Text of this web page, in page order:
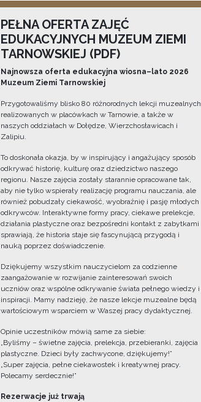
PEŁNA OFERTA ZAJĘĆ
EDUKACYJNYCH MUZEUM ZIEMI
TARNOWSKIEJ (PDF)
Najnowsza oferta edukacyjna wiosna–lato 2026
Muzeum Ziemi Tarnowskiej
Przygotowaliśmy blisko 80 różnorodnych lekcji muzealnych
realizowanych w placówkach w Tarnowie, a także w
naszych oddziałach w Dołędze, Wierzchosławicach i
Zalipiu.
To doskonała okazja, by w inspirujący i angażujący sposób
odkrywać historię, kulturę oraz dziedzictwo naszego
regionu. Nasze zajęcia zostały starannie opracowane tak,
aby nie tylko wspierały realizację programu nauczania, ale
również pobudzały ciekawość, wyobraźnię i pasję młodych
odkrywców. Interaktywne formy pracy, ciekawe prelekcje,
działania plastyczne oraz bezpośredni kontakt z zabytkami
sprawiają, że historia staje się fascynującą przygodą i
nauką poprzez doświadczenie.
Dziękujemy wszystkim nauczycielom za codzienne
zaangażowanie w rozwijanie zainteresowań swoich
uczniów oraz wspólne odkrywanie świata pełnego wiedzy i
inspiracji. Mamy nadzieję, że nasze lekcje muzealne będą
wartościowym wsparciem w Waszej pracy dydaktycznej.
Opinie uczestników mówią same za siebie:
„Byliśmy – świetne zajęcia, prelekcja, przebieranki, zajęcia
plastyczne. Dzieci były zachwycone, dziękujemy!”
„Super zajęcia, pełne ciekawostek i kreatywnej pracy.
Polecamy serdecznie!”
Rezerwacje już trwają